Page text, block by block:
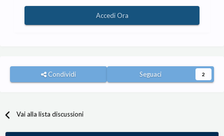
Accedi Ora
Condividi Seguaci 2
Vai alla lista discussioni